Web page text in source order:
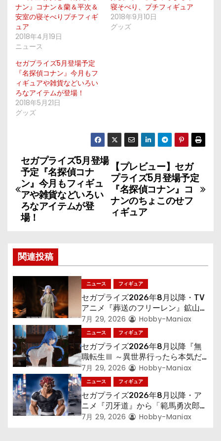
ナン』コナン＆蘭＆平次＆
安室の寝そべりプチフィギ
ュア
2018年4月19日
ニュース
寝そべり、プチフィギュア
2018年9月10日
グッズ
セガプライズ5月登場予定
『名探偵コナン』今月もフ
ィギュアや雑貨などいろい
ろなアイテムが登場！
2018年5月21日
グッズ
投
稿
ナ
ビ
ゲ
ー
シ
ョ
ン
【プレビュー】セガ
プライズ5月登場予定
『名探偵コナン』コ
ナンのちょこのせフ
ィギュア
セガプライズ5月登場
予定『名探偵コナ
ン』今月もフィギュ
アや雑貨などいろい
ろなアイテムが登
場！
関連投稿
ニュース フィギュア
セガプライズ2026年8月以降・TV
アニメ『葬送のフリーレン』鉱山で
300年働くことになっっちゃった
「フリーレン」を立体化！
7月 29, 2026 Hobby-Maniax
ニュース フィギュア
セガプライズ2026年8月以降『無
職転生Ⅲ ～異世界行ったら本気だ
す～』から「ロキシー」のフィギュ
アが登場！
7月 29, 2026 Hobby-Maniax
ニュース フィギュア
セガプライズ2026年8月以降・ア
ニメ『刃牙道』から「範馬勇次郎」
が登場ッッ!!
7月 29, 2026 Hobby-Maniax